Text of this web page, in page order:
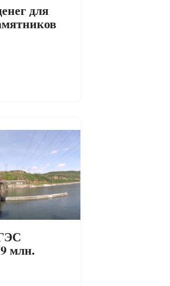
для
млн.